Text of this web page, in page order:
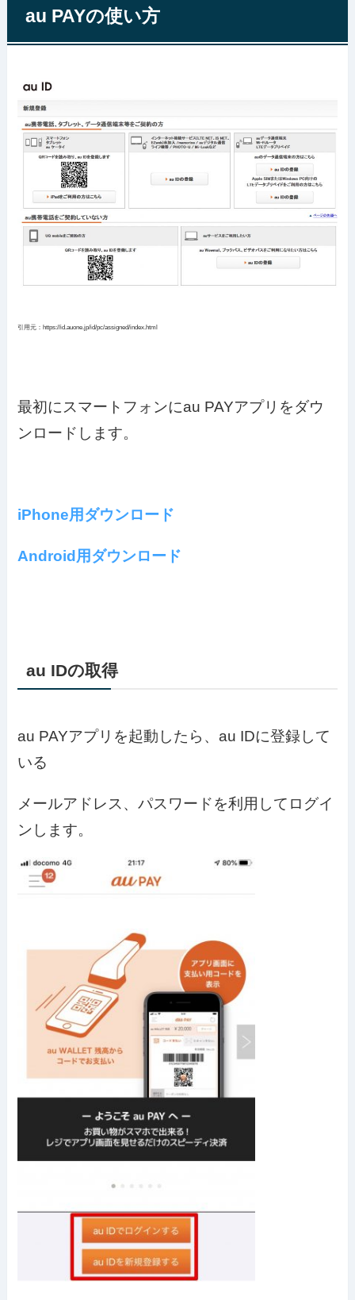
au PAYの使い方
引用元：https://id.auone.jp/id/pc/assigned/index.html
最初にスマートフォンにau PAYアプリをダウ
ンロードします。
iPhone用ダウンロード
Android用ダウンロード
au IDの取得
au PAYアプリを起動したら、au IDに登録して
いる
メールアドレス、パスワードを利用してログイ
ンします。